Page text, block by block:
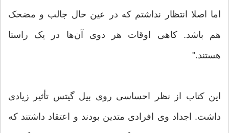
اما اصلا انتظار نداشتم که در عین حال جالب و مضحک
هم باشد. کاهی اوقات هر دوی آن‌ها در یک راستا
هستند."
این کتاب از نظر احساسی روی بیل گیتس تأثیر زیادی
داشت. اجداد وی افرادی متدین بودند و اعتقاد داشتند که